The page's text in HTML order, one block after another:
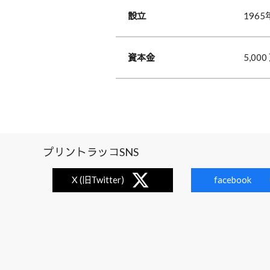
設立 1965
資本金 5,000
プリントラッコSNS
X (旧Twitter) facebook